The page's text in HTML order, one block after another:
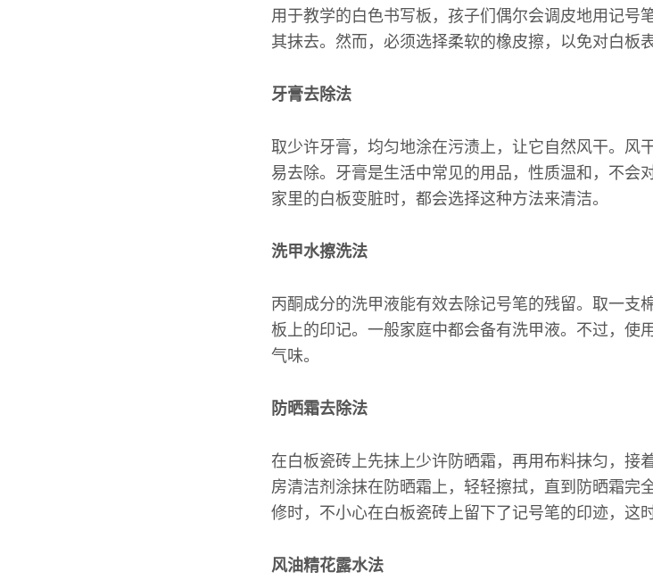
用于教学的白色书写板，孩子们偶尔会调皮地用记号
其抹去。然而，必须选择柔软的橡皮擦，以免对白板
牙膏去除法
取少许牙膏，均匀地涂在污渍上，让它自然风干。风
易去除。牙膏是生活中常见的用品，性质温和，不会
家里的白板变脏时，都会选择这种方法来清洁。
洗甲水擦洗法
丙酮成分的洗甲液能有效去除记号笔的残留。取一支
板上的印记。一般家庭中都会备有洗甲液。不过，使
气味。
防晒霜去除法
在白板瓷砖上先抹上少许防晒霜，再用布料抹匀，接
房清洁剂涂抹在防晒霜上，轻轻擦拭，直到防晒霜完
修时，不小心在白板瓷砖上留下了记号笔的印迹，这
风油精花露水法